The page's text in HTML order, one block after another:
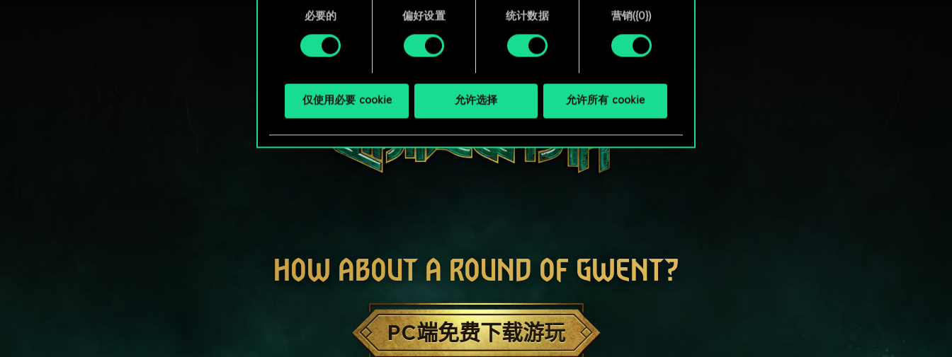
定"。
必要的 偏好设置 统计数据 营销({0})
仅使用必要 cookie 允许选择 允许所有 cookie
HOW ABOUT A ROUND OF GWENT?
PC端免费下载游玩